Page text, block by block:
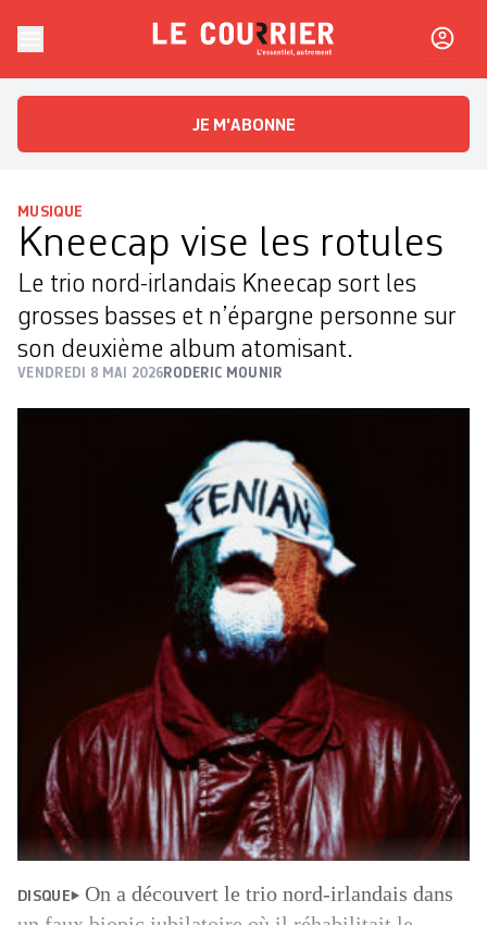
Le CourrierL'essentiel, autrement
JE M'ABONNE
MUSIQUE
Kneecap vise les rotules
Le trio nord-irlandais Kneecap sort les
grosses basses et n’épargne personne sur
son deuxième album atomisant.
VENDREDI 8 MAI 2026RODERIC MOUNIR
DISQUE
On a découvert le trio nord-irlandais dans